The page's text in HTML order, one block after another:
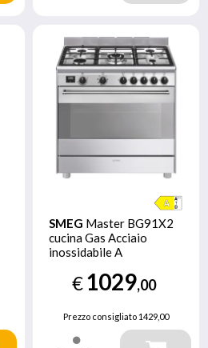
SMEG Master BG91X2
cucina Gas Acciaio
inossidabile A
€1029,00
Prezzo consigliato 1429,00